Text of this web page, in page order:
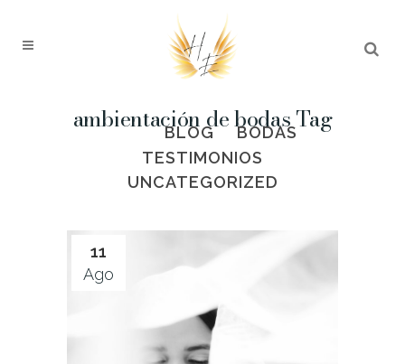
ambientación de bodas Tag
ALL BLOG
BODAS
TESTIMONIOS
UNCATEGORIZED
11
Ago